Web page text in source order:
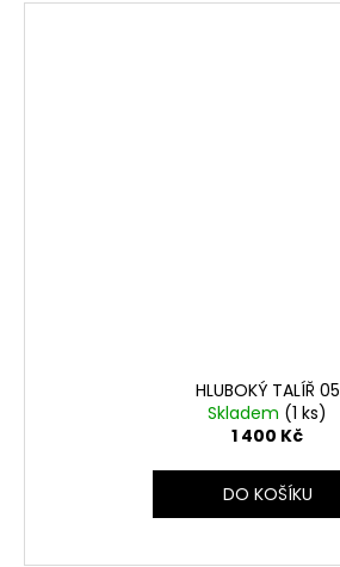
HLUBOKÝ TALÍŘ 05
Skladem (1 ks)
1 400 Kč
DO KOŠÍKU